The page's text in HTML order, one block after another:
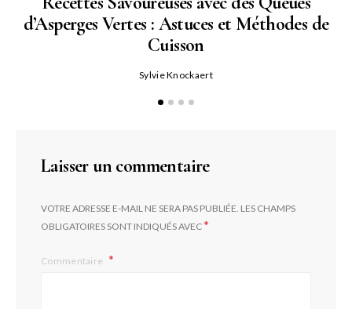
d’Asperges Vertes : Astuces et Méthodes de
Cuisson
Sylvie Knockaert
Laisser un commentaire
VOTRE ADRESSE E-MAIL NE SERA PAS PUBLIÉE. LES CHAMPS
OBLIGATOIRES SONT INDIQUÉS AVEC*
Commentaire